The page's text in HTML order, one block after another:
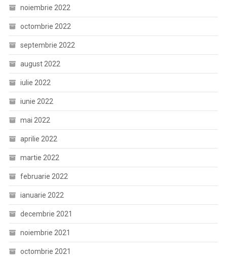
noiembrie 2022
octombrie 2022
septembrie 2022
august 2022
iulie 2022
iunie 2022
mai 2022
aprilie 2022
martie 2022
februarie 2022
ianuarie 2022
decembrie 2021
noiembrie 2021
octombrie 2021